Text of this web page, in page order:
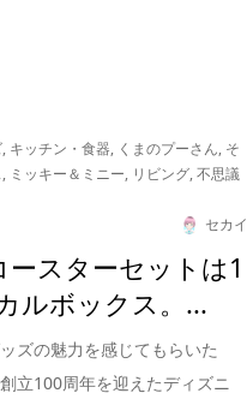
, キッチン・食器, くまのプーさん, そ
, ミッキー＆ミニー, リビング,不思議
セカイ
スターセットは1
ルボックス。...
ズの魅力を感じてもらいた
立100周年を迎えたディズニ